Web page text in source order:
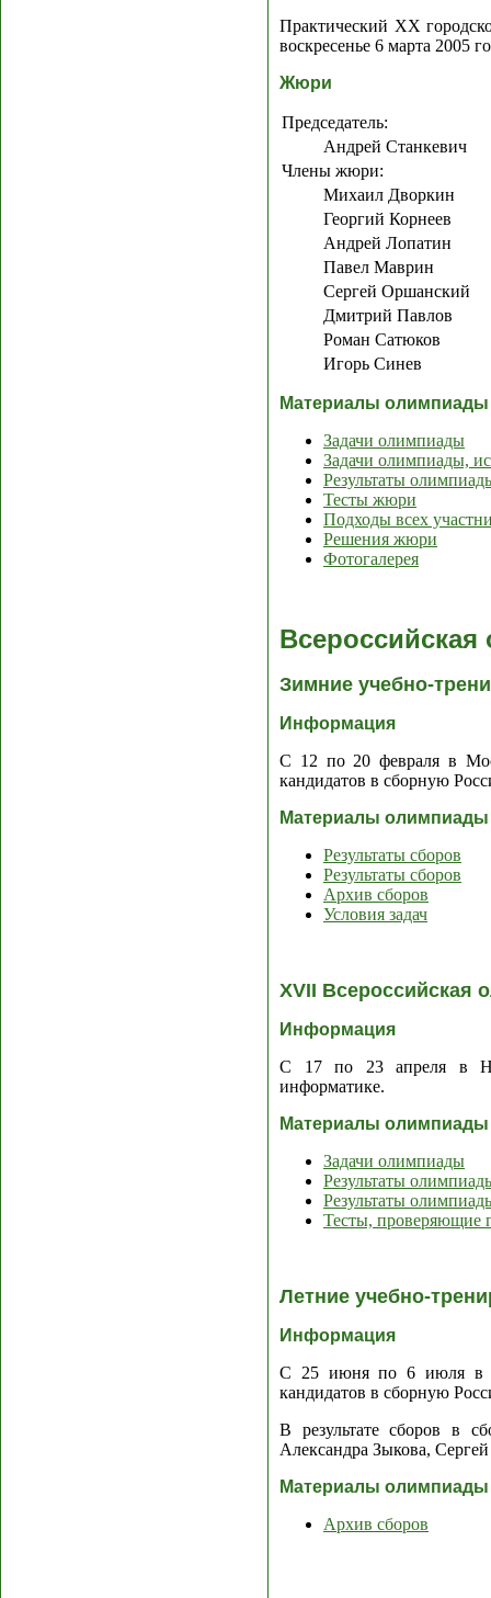
Практический XX
воскресенье 6 марта 2005
Жюри
Председатель:
Андрей Станкевич
Члены жюри:
Михаил Дворкин
Георгий Корнеев
Андрей Лопатин
Павел Маврин
Сергей Оршанский
Дмитрий Павлов
Роман Сатюков
Игорь Синев
Материалы олимпиады
Задачи олимпиады
Задачи олимпиады,
Результаты
Тесты жюри
Подходы всех
Решения жюри
Фотогалерея
Зимние учебно-
Информация
С 12 по 20 февраля в
кандидатов в сборную
Материалы олимпиады
Результаты сборов
Результаты сборов
Архив сборов
Условия задач
XVII Всероссийская
Информация
С 17 по 23 апреля в
информатике.
Материалы олимпиады
Задачи олимпиады
Результаты
Результаты
Тесты,
Летние учебно-
Информация
С 25 июня по 6 июля в
кандидатов в сборную
В результате сборов в
Александра Зыкова,
Материалы олимпиады
Архив сборов